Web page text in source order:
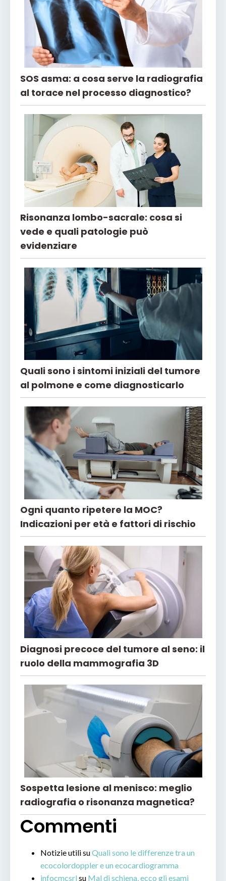
SOS asma: a cosa serve la radiografia
al torace nel processo diagnostico?
Risonanza lombo-sacrale: cosa si
vede e quali patologie può
evidenziare
Quali sono i sintomi iniziali del tumore
al polmone e come diagnosticarlo
Ogni quanto ripetere la MOC?
Indicazioni per età e fattori di rischio
Diagnosi precoce del tumore al seno: il
ruolo della mammografia 3D
Sospetta lesione al menisco: meglio
radiografia o risonanza magnetica?
Commenti
Notizie utilisuQuali sono le differenze tra un
ecocolordoppler e un ecocardiogramma
infocmcsrl su Mal di schiena, ecco gli esami